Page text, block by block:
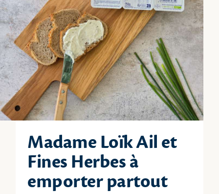
Madame Loïk Ail et
Fines Herbes à
emporter partout